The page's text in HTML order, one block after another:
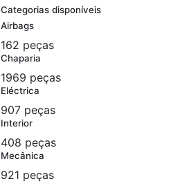
Categorias disponíveis
Airbags
162 peças
Chaparia
1969 peças
Eléctrica
907 peças
Interior
408 peças
Mecânica
921 peças